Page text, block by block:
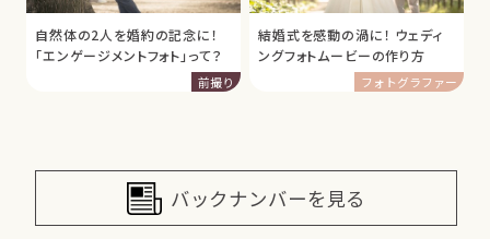
自然体の2人を婚約の記念に！
「エンゲージメントフォト」って？
前撮り
結婚式を感動の渦に！ ウェディ
ングフォトムービーの作り方
フォトグラファー
バックナンバーを見る